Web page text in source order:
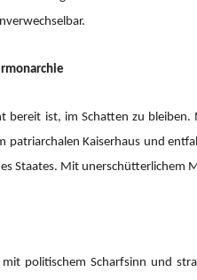
ist, im Schatten zu
Kaiserhaus und
Staates. Mit
politischem Scharfsinn und